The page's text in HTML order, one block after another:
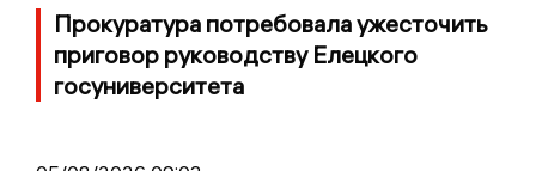
Прокуратура потребовала ужесточить
приговор руководству Елецкого
госуниверситета